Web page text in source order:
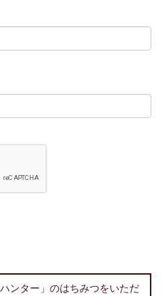
ンター」のはちみつをいただ